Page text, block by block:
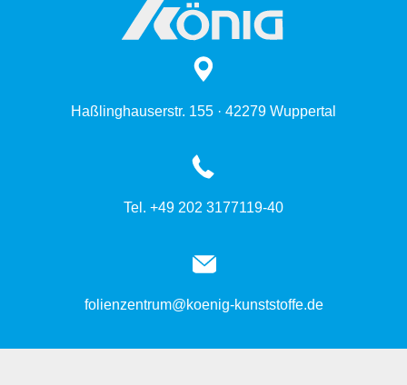
Haßlinghauserstr. 155 · 42279 Wuppertal
Tel. +49 202 3177119-40
folienzentrum@koenig-kunststoffe.de